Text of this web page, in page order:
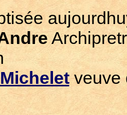
Micheletveuve